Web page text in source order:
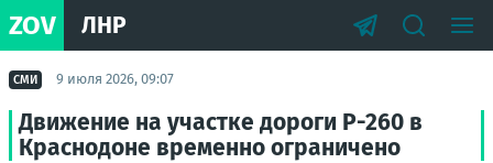
ZOV ЛНР
СМИ 9 июля 2026, 09:07
Движение на участке дороги Р-260 в
Краснодоне временно ограничено